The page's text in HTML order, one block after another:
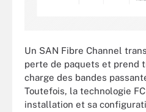
Un SAN Fibre Channel
perte de paquets et prend
charge des bandes
Toutefois, la technologie
installation et sa